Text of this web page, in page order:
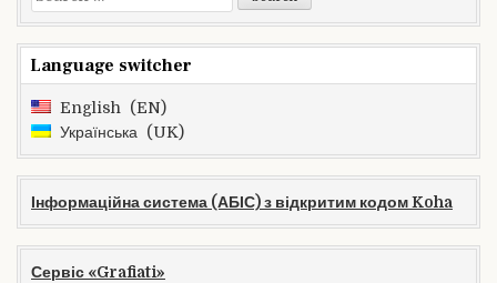
for:
Language switcher
English
EN
Українська
UK
Інформаційна система (АБІС) з відкритим кодом Koha
Сервіс «Grafiati»